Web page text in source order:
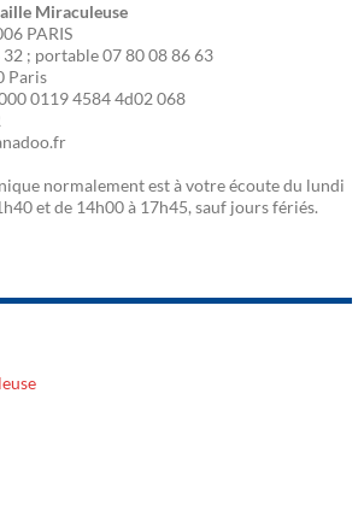
Miraculeuse
PARIS
; portable 07 80 08 86 63
Paris
0119 4584 4d02 068
normalement est à votre écoute du lundi
et de 14h00 à 17h45, sauf jours fériés.